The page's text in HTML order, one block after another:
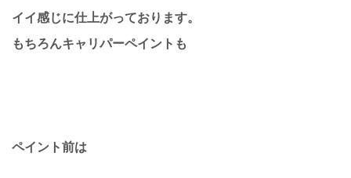
イイ感じに仕上がっております。
もちろんキャリパーペイントも
ペイント前は